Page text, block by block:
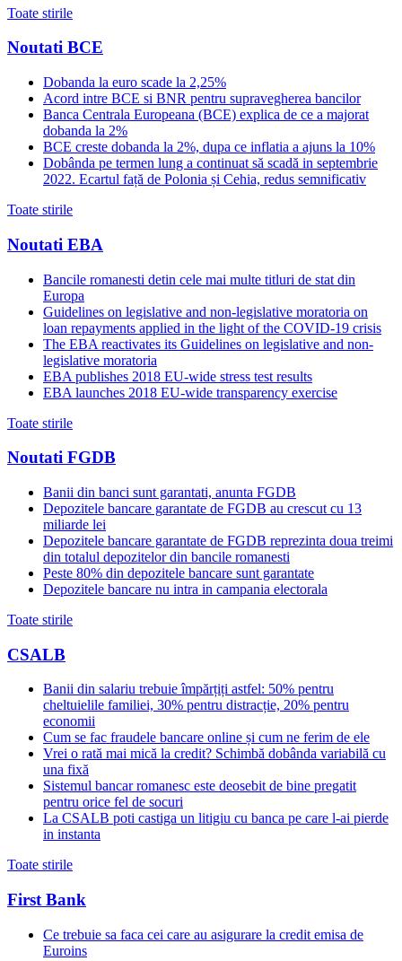
Toate stirile
Noutati BCE
Dobanda la euro scade la 2,25%
Acord intre BCE si BNR pentru supravegherea bancilor
Banca Centrala Europeana (BCE) explica de ce a majorat
dobanda la 2%
BCE creste dobanda la 2%, dupa ce inflatia a ajuns la 10%
Dobânda pe termen lung a continuat să scadă in septembrie
2022. Ecartul față de Polonia și Cehia, redus semnificativ
Toate stirile
Noutati EBA
Bancile romanesti detin cele mai multe titluri de stat din
Europa
Guidelines on legislative and non-legislative moratoria on
loan repayments applied in the light of the COVID-19 crisis
The EBA reactivates its Guidelines on legislative and non-
legislative moratoria
EBA publishes 2018 EU-wide stress test results
EBA launches 2018 EU-wide transparency exercise
Toate stirile
Noutati FGDB
Banii din banci sunt garantati, anunta FGDB
Depozitele bancare garantate de FGDB au crescut cu 13
miliarde lei
Depozitele bancare garantate de FGDB reprezinta doua treimi
din totalul depozitelor din bancile romanesti
Peste 80% din depozitele bancare sunt garantate
Depozitele bancare nu intra in campania electorala
Toate stirile
CSALB
Banii din salariu trebuie împărțiți astfel: 50% pentru
cheltuielile familiei, 30% pentru distracție, 20% pentru
economii
Cum se fac fraudele bancare online și cum ne ferim de ele
Vrei o rată mai mică la credit? Schimbă dobânda variabilă cu
una fixă
Sistemul bancar romanesc este deosebit de bine pregatit
pentru orice fel de socuri
La CSALB poti castiga un litigiu cu banca pe care l-ai pierde
in instanta
Toate stirile
First Bank
Ce trebuie sa faca cei care au asigurare la credit emisa de
Euroins